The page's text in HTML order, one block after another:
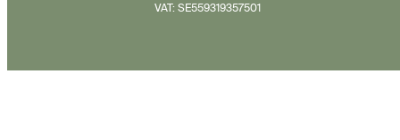
VAT: SE559319357501